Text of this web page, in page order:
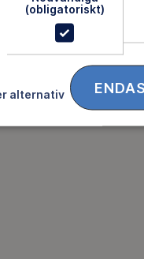
(obligatoriskt)
alternativ